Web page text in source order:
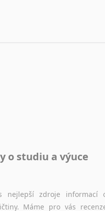
o studiu a výuce
nejlepší zdroje informací
Máme pro vás